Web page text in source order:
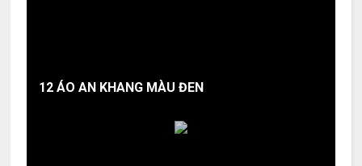
12 ÁO AN KHANG MÀU ĐEN